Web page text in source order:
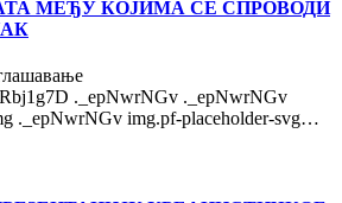
МЕЂУ КОЈИМА СЕ СПРОВОДИ
._epNwrNGv ._epNwrNGv
._epNwrNGv img.pf-placeholder-svg…